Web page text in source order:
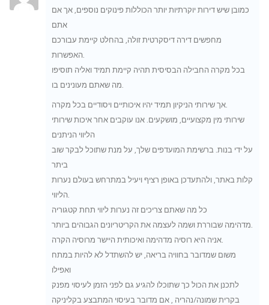
כמובן שיש דירות יוקרתיות יותר הכוללות פינוקים נוספים, אך אם
אתם
מחפשים דירה דיסקרטית זולה, בהחלט קיימת עבורכם
בכל מקרה החבילה הבסיסית תהיה קיימת תמיד ואליה תוסיפו
שירותי מין מקצועיים, מושקעים. אנו עוקבים אחר איכות שירותי
הליווי הניתנים
על ידי בנות. ברשימת המועדפים שלך, על מנת שתוכל לבקר שוב
ביתר
קלות באתר, ולהתעדכן באופן רציף ויעיל במתרחש בעולם נערות
כל מה שאתם צריכים זה נערות ליווי תחת קטגוריה
משום שמדובר בחוויה בריאה, יש להשתדל לא להיות במתח
ואפילו
לתכנן את הכול כך שתוכלו להגיע גם לפני הזמן לעיסוי מפנק
בקרית שמונה/נהריה , אם מדובר בעיסוי המתבצע בקליניקה